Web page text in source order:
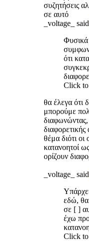
συζητήσεις
σε αυτό
_voltage_
ότι
Click
θα έλεγα ότι
μπορούμε
θέμα διότι οι
κατανοητοί
ορίζουν
_voltage_
εδώ,
σε [ ]
έχω
Click